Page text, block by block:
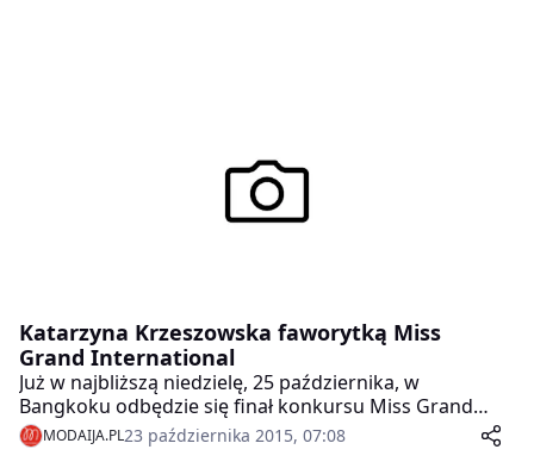
Katarzyna Krzeszowska faworytką Miss
Grand International
Już w najbliższą niedzielę, 25 października, w
Bangkoku odbędzie się finał konkursu Miss Grand
International 2015 z udziałem Katarzyny
Krzeszowskiej, która należy do grona faworytek.
MODAIJA.PL23 października 2015, 07:08